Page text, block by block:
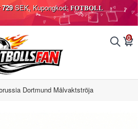
729SEK, Kupongkod: FOTBOLL
󰂨 0
󰃦
Dortmund Målvaktströja